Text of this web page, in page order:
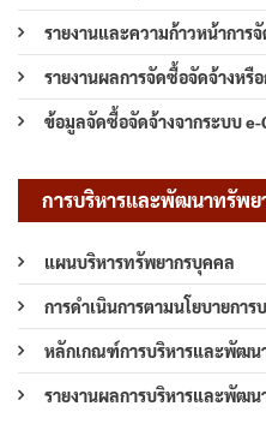
รายงานและความก้าวหน้าการ
รายงานผลการจัดซื้อจัดจ้างหรื
ข้อมูลจัดซื้อจัดจ้างจากระบบ e-
การบริหารและพัฒนาทรัพย
แผนบริหารทรัพยากรบุคคล
การดำเนินการตามนโยบายกา
หลักเกณฑ์การบริหารและพัฒน
รายงานผลการบริหารและพัฒ